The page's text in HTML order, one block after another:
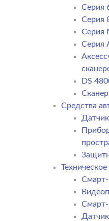
Серия
Серия
Серия
Серия
DS
Средства